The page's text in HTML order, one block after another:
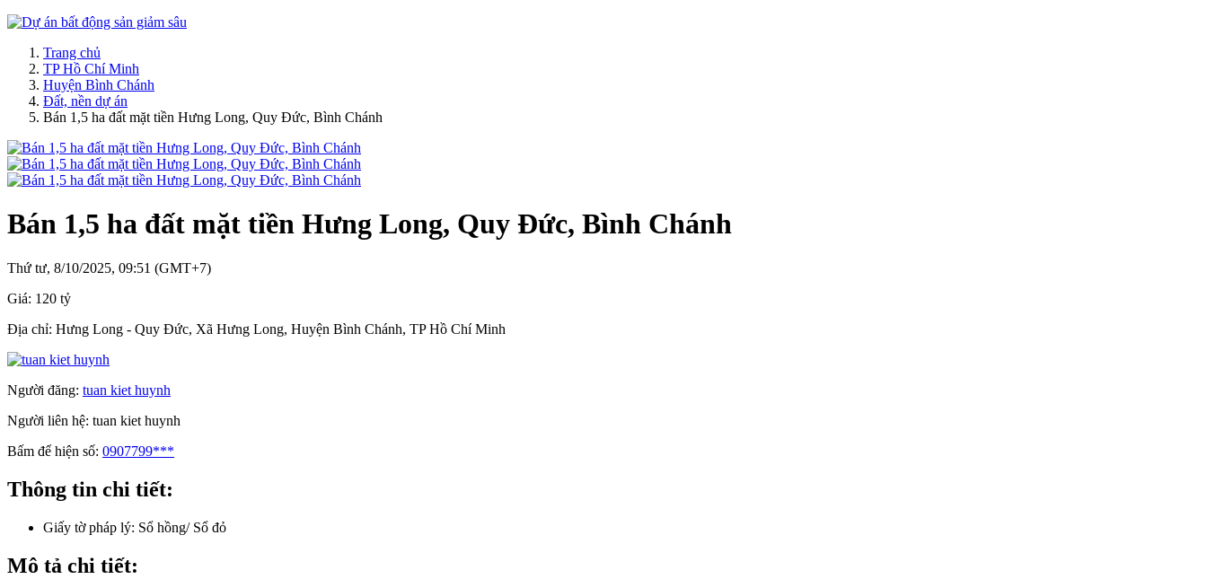
Trang chủ
TP Hồ Chí Minh
Huyện Bình Chánh
Đất, nền dự án
Bán 1,5 ha đất mặt tiền Hưng Long, Quy Đức, Bình Chánh
Bán 1,5 ha đất mặt tiền Hưng Long, Quy Đức, Bình Chánh
Thứ tư, 8/10/2025, 09:51 (GMT+7)
Giá: 120 tỷ
Địa chỉ: Hưng Long - Quy Đức, Xã Hưng Long, Huyện Bình Chánh, TP Hồ Chí Minh
Người đăng: tuan kiet huynh
Người liên hệ: tuan kiet huynh
Bấm để hiện số: 0907799***
Thông tin chi tiết:
Giấy tờ pháp lý: Sổ hồng/ Sổ đỏ
Mô tả chi tiết: